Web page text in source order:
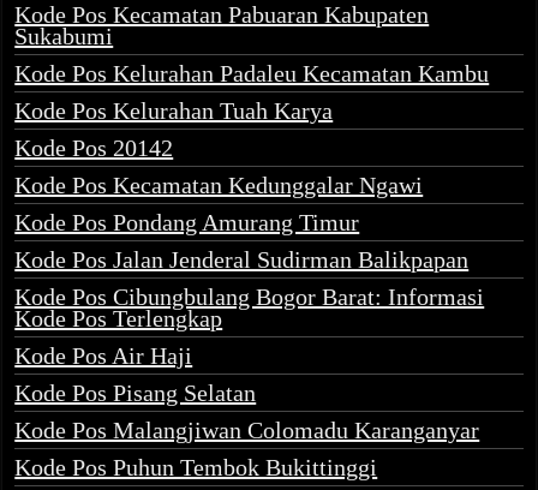
Kode Pos Kecamatan Pabuaran Kabupaten
Sukabumi
Kode Pos Kelurahan Padaleu Kecamatan Kambu
Kode Pos Kelurahan Tuah Karya
Kode Pos 20142
Kode Pos Kecamatan Kedunggalar Ngawi
Kode Pos Pondang Amurang Timur
Kode Pos Jalan Jenderal Sudirman Balikpapan
Kode Pos Cibungbulang Bogor Barat: Informasi
Kode Pos Terlengkap
Kode Pos Air Haji
Kode Pos Pisang Selatan
Kode Pos Malangjiwan Colomadu Karanganyar
Kode Pos Puhun Tembok Bukittinggi